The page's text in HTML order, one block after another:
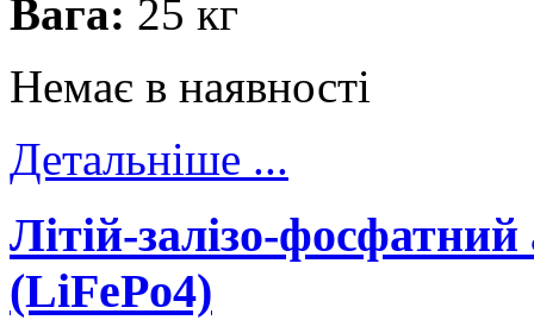
Вага: 25 кг
Немає в наявності
Детальніше ...
Літій-залізо-
(LiFePo4)